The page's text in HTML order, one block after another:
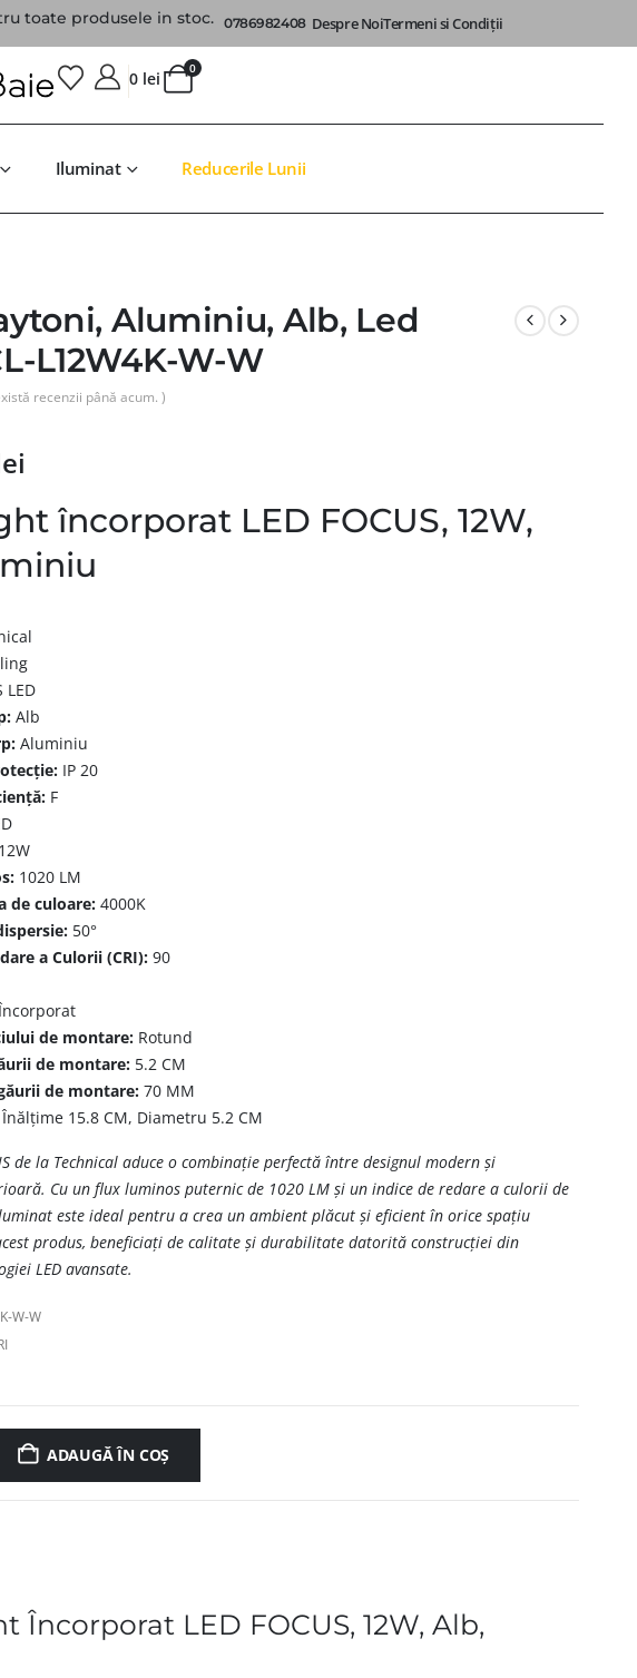
toate produsele in stoc. 0786982408 Despre NoiTermeni si Condiții
0
0 lei
Iluminat Reducerile Lunii
Aluminiu, Alb, Led
L12W4K-W-W
recenzii până acum. )
încorporat LED FOCUS, 12W,
LED
Alb
Aluminiu
IP 20
F
12W
1020 LM
de culoare: 4000K
50°
a Culorii (CRI): 90
de montare: Rotund
de montare: 5.2 CM
de montare: 70 MM
Înălțime 15.8 CM, Diametru 5.2 CM
de la Technical aduce o combinație perfectă între designul modern și
Cu un flux luminos puternic de 1020 LM și un indice de redare a culorii de
este ideal pentru a crea un ambient plăcut și eficient în orice spațiu
produs, beneficiați de calitate și durabilitate datorită construcției din
LED avansate.
W-W
ADAUGĂ ÎN COȘ
Încorporat LED FOCUS, 12W, Alb,